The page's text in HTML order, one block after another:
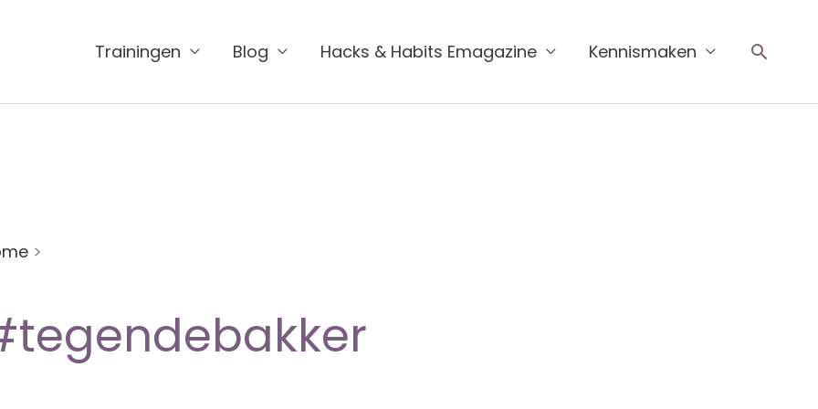
Trainingen Blog Hacks & Habits Emagazine Kennismaken
>